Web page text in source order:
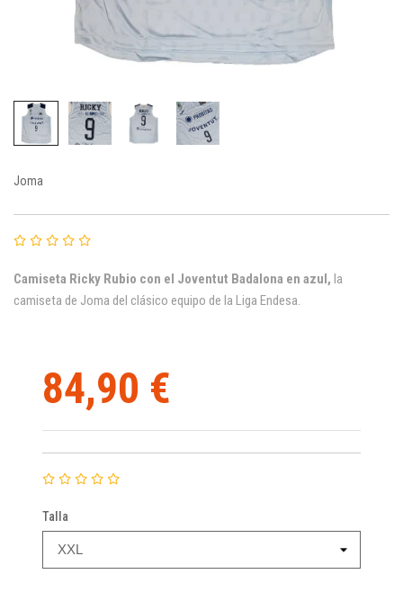
Joma
Camiseta Ricky Rubio con el Joventut Badalona en azul, la
camiseta de Joma del clásico equipo de la Liga Endesa.
84,90 €
Talla